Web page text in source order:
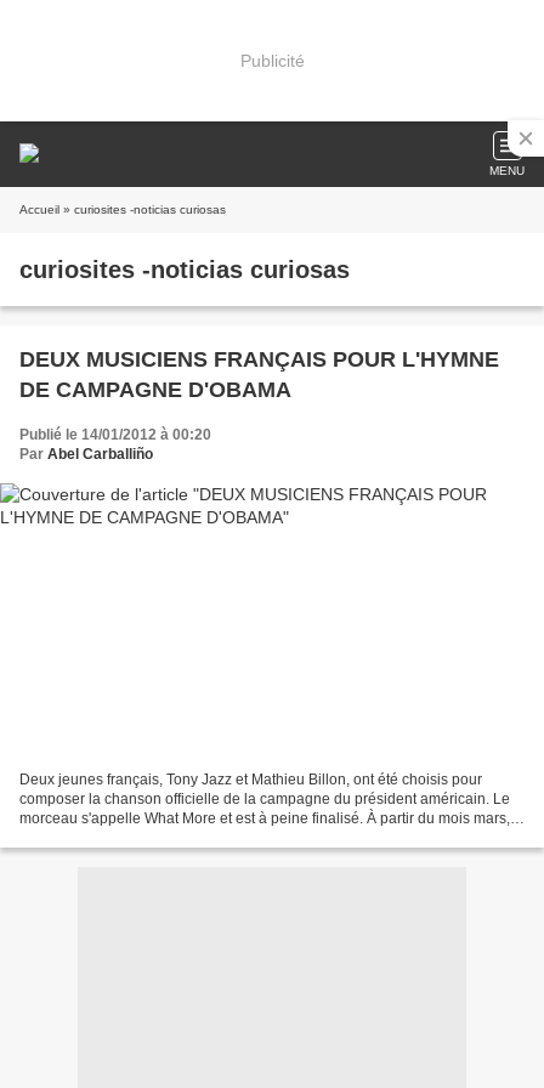
Publicité
MENU
Accueil » curiosites -noticias curiosas
curiosites -noticias curiosas
DEUX MUSICIENS FRANÇAIS POUR L'HYMNE
DE CAMPAGNE D'OBAMA
Publié le 14/01/2012 à 00:20
Par Abel Carballiño
Deux jeunes français, Tony Jazz et Mathieu Billon, ont été choisis pour
composer la chanson officielle de la campagne du président américain. Le
morceau s'appelle What More et est à peine finalisé. À partir du mois mars, il